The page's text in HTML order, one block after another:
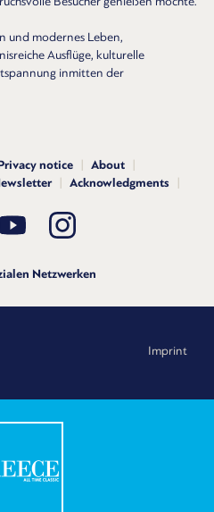
und modernes Leben,
Ausflüge, kulturelle
inmitten der
notice
About
Acknowledgments
Netzwerken
Imprint